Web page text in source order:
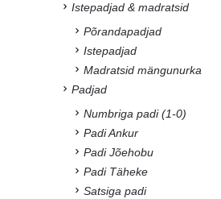
Istepadjad & madratsid
Põrandapadjad
Istepadjad
Madratsid mängunurka
Padjad
Numbriga padi (1-0)
Padi Ankur
Padi Jõehobu
Padi Täheke
Satsiga padi